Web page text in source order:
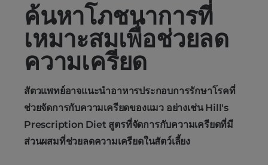
ค้นหาโภชนาการที่
เหมาะสมเพื่อช่วยลด
ความเครียด
สัตวแพทย์อาจแนะนำอาหารประกอบการรักษาโรคที่
ช่วยจัดการกับความเครียดของแมว อย่างเช่น Hill's
Prescription Diet สูตรที่จัดการกับความเครียดที่มี
ส่วนผสมที่ช่วยลดความเครียดในสัตว์เลี้ยง